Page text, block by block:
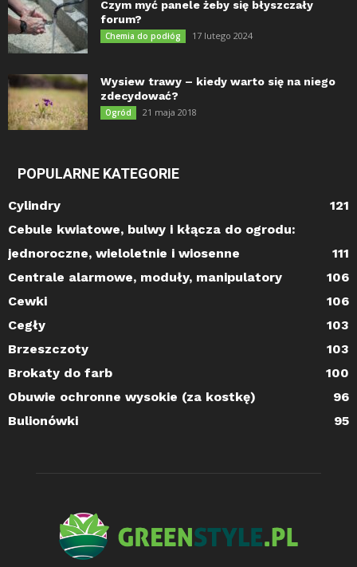
Czym myć panele żeby się błyszczały
forum?
Chemia do podłóg 17 lutego 2024
Wysiew trawy – kiedy warto się na niego
zdecydować?
Ogród 21 maja 2018
POPULARNE KATEGORIE
Cylindry
121
Cebule kwiatowe, bulwy i kłącza do ogrodu:
jednoroczne, wieloletnie i wiosenne
111
Centrale alarmowe, moduły, manipulatory
106
Cewki
106
Cegły
103
Brzeszczoty
103
Brokaty do farb
100
Obuwie ochronne wysokie (za kostkę)
96
Bulionówki
95